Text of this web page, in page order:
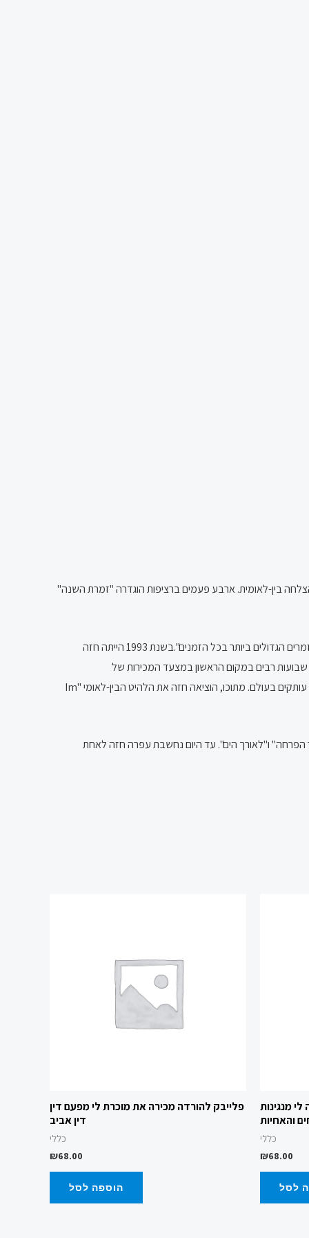
ישראלית, שזכתה להצלחה בין-לאומית. ארבע פעמים ברציפות הוגדרה "זמרת השנה"
בשנת 1990 זכתה בתואר "האמן הישראלי הנמכר ביותר בכל הזמנים" במונטה קרלו.בשנת 2023 נבחרה על ידי מגזין רולינג סטון כאחת מ-"200 הזמרים הגדולים ביותר בכל הזמנים".בשנת 1993 הייתה חזה
רבים במקום הראשון במצעד המכירות של
, נמכר בלמעלה ממיליון וחצי עותקים בעולם. מתוכו, הוציאה חזה את הלהיט הבין-לאומי "Im
הפרחה" ו"לאורך הים". עד היום נחשבת עפרה חזה לאחת
מנגינות
והאחיות
כללי
₪68.00
לסל
פלייבק להורדה מכירה את מוכרת לי מפעם דין
דין אביב
כללי
₪68.00
הוספה לסל